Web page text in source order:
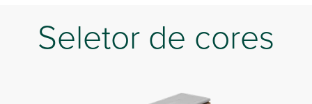
Seletor de cores